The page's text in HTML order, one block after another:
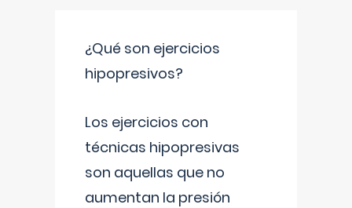
¿Qué son ejercicios
hipopresivos?
Los ejercicios con
técnicas hipopresivas
son aquellas que no
aumentan la presión